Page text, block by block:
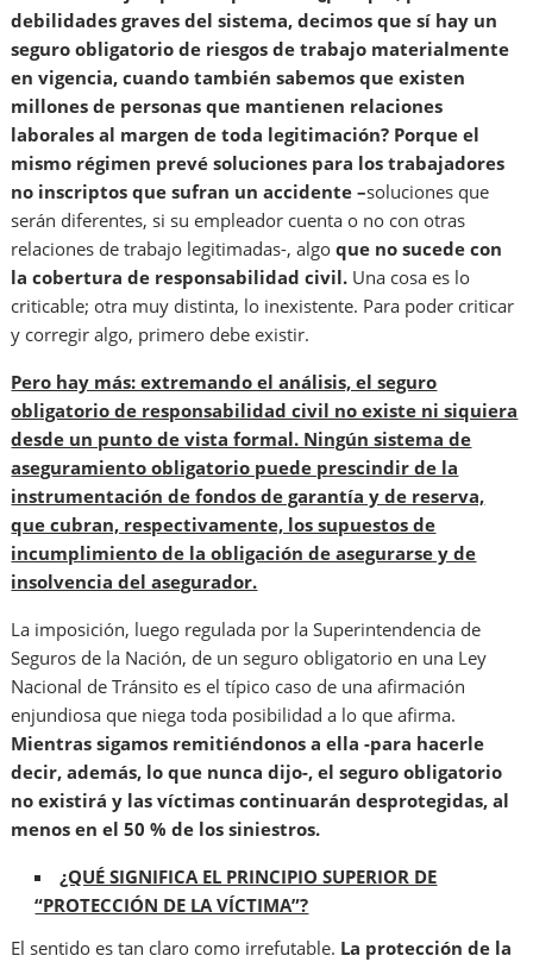
debilidades graves del sistema, decimos que sí hay un
seguro obligatorio de riesgos de trabajo materialmente
en vigencia, cuando también sabemos que existen
millones de personas que mantienen relaciones
laborales al margen de toda legitimación? Porque el
mismo régimen prevé soluciones para los trabajadores
no inscriptos que sufran un accidente –soluciones que
serán diferentes, si su empleador cuenta o no con otras
relaciones de trabajo legitimadas-, algo que no sucede con
la cobertura de responsabilidad civil. Una cosa es lo
criticable; otra muy distinta, lo inexistente. Para poder criticar
y corregir algo, primero debe existir.
Pero hay más: extremando el análisis, el seguro
obligatorio de responsabilidad civil no existe ni siquiera
desde un punto de vista formal. Ningún sistema de
aseguramiento obligatorio puede prescindir de la
instrumentación de fondos de garantía y de reserva,
que cubran, respectivamente, los supuestos de
incumplimiento de la obligación de asegurarse y de
insolvencia del asegurador.
La imposición, luego regulada por la Superintendencia de
Seguros de la Nación, de un seguro obligatorio en una Ley
Nacional de Tránsito es el típico caso de una afirmación
enjundiosa que niega toda posibilidad a lo que afirma.
Mientras sigamos remitiéndonos a ella -para hacerle
decir, además, lo que nunca dijo-, el seguro obligatorio
no existirá y las víctimas continuarán desprotegidas, al
menos en el 50 % de los siniestros.
¿QUÉ SIGNIFICA EL PRINCIPIO SUPERIOR DE
“PROTECCIÓN DE LA VÍCTIMA”?
El sentido es tan claro como irrefutable. La protección de la